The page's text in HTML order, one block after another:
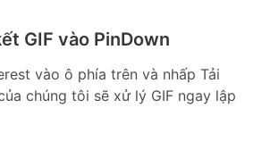
GIF vào PinDown
vào ô phía trên và nhấp Tải
chúng tôi sẽ xử lý GIF ngay lập